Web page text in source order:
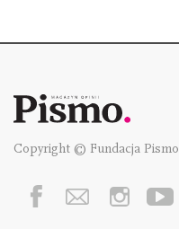
Copyright © Fundacja Pismo